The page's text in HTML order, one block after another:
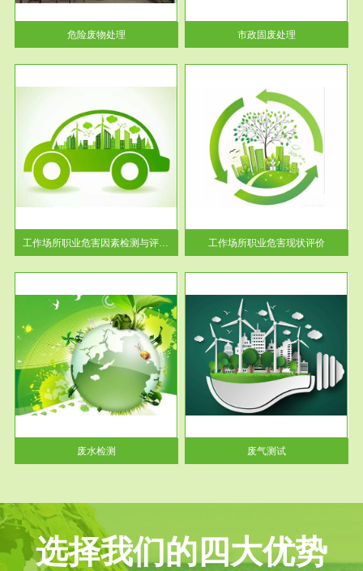
危险废物处理
理处...
市政固废处理
工作场所职业危害因素检测与评价...
服务范围
工作场所职业危害现状评价
【现状评价意义】：具体因素---
-通过质谱分析等多种手段明确
工作场...
工作场所职业危害现状评价
废水检测
服务范围
废气测试
检测范围工业废气检测包括有机
废气和无机废气。有机废气主要
包括...
废气测试
选择我们的四大优势